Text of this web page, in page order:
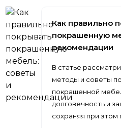
Как правильно
покрашенную
рекомендации
В статье
методы и советы
покрашенной
долговечность и
сохраняя при этом